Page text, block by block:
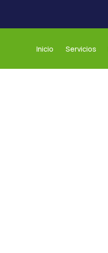
Inicio Servicios